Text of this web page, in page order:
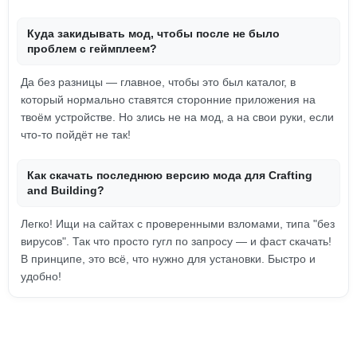
Куда закидывать мод, чтобы после не было
проблем с геймплеем?
Да без разницы — главное, чтобы это был каталог, в
который нормально ставятся сторонние приложения на
твоём устройстве. Но злись не на мод, а на свои руки, если
что-то пойдёт не так!
Как скачать последнюю версию мода для Crafting
and Building?
Легко! Ищи на сайтах с проверенными взломами, типа "без
вирусов". Так что просто гугл по запросу — и фаст скачать!
В принципе, это всё, что нужно для установки. Быстро и
удобно!